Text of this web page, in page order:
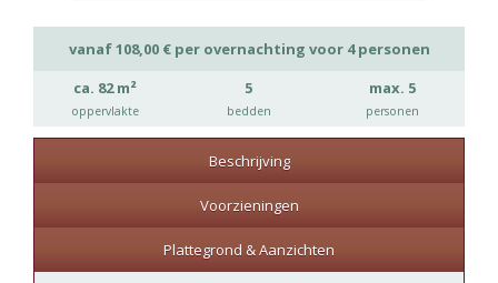
vanaf108,00 € per overnachting voor 4 personen
ca. 82 m²
oppervlakte
5
bedden
max. 5
personen
Beschrijving
Voorzieningen
Plattegrond & Aanzichten